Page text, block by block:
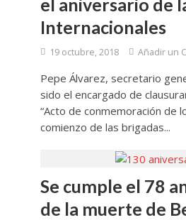
el aniversario de
Internacionales
19 octubre, 2018 Añadir un
Pepe Álvarez, secretario
sido el encargado de
“Acto de conmemoración de
comienzo de las brigadas...
Se cumple el 78
de la muerte de